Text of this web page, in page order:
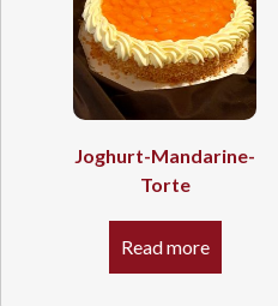
Joghurt-Mandarine-
Torte
Read more